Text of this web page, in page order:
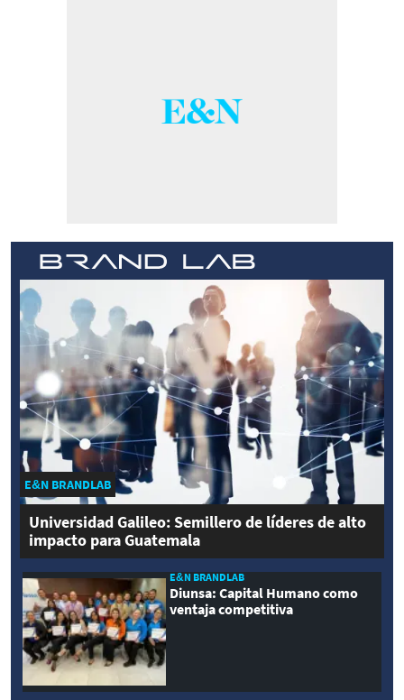
E&N BRANDLAB
Universidad Galileo: Semillero de líderes de alto
impacto para Guatemala
E&N BRANDLAB
Diunsa: Capital Humano como
ventaja competitiva